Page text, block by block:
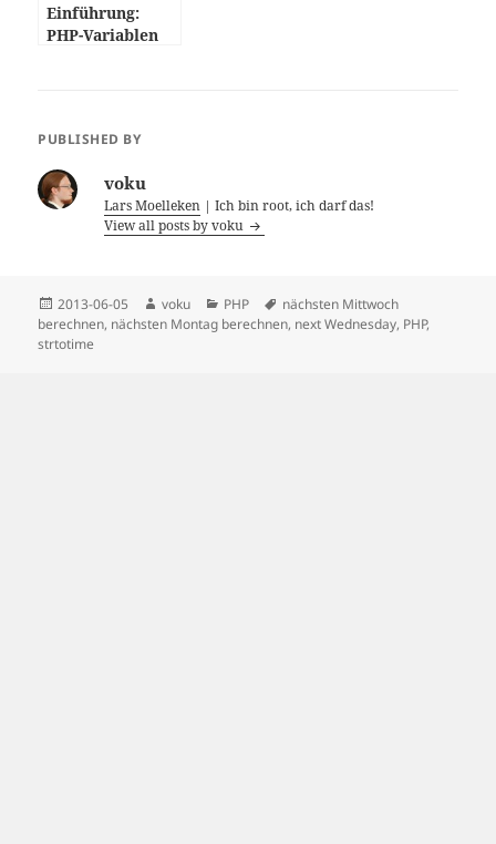
Einführung:
PHP-Variablen
PUBLISHED BY
voku
Lars Moelleken | Ich bin root, ich darf das!
View all posts by voku
Posted
on
2013-06-05 Author
voku Categories
PHP Tags
nächsten Mittwoch
berechnen, nächsten Montag berechnen, next Wednesday, PHP,
strtotime